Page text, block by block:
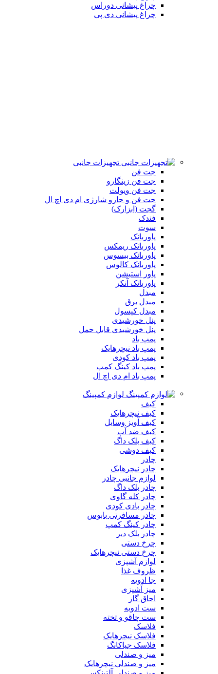
چراغ پیشانی دوراس
چراغ پیشانی دی پی
تجهیزات جانبی
جت فن
جت فن زینگارو
جت فن ویولت
جت فن و جارو شارژی ام دی اچ ال
گجت (ابزارک)
فندک
سوت
پاوربانک
پاوربانک ریمکس
پاوربانک بیسوس
پاوربانک کالوس
پاور استیشن
پاوربانک آنکر
مبدل
مبدل برق
مبدل کپسول
پنل خورشیدی
پنل خورشیدی قابل حمل
پمپ باد
پمپ باد نیچرهایک
پمپ باد کودی
پمپ باد کینگ کمپ
پمپ باد ام دی اچ ال
لوازم کمپینگ
کیف
کیف نیچرهایک
کیف آویز وسایل
کیف ضد آب
کیف بلک داگ
کیف دوشی
چادر
چادر نیچرهایک
لوازم جانبی چادر
چادر بلک داگ
چادر کله گاوی
چادر بادی کودی
چادر مسافرتی بابوس
چادر کینگ کمپ
چادر بلک دیر
چرخ دستی
چرخ دستی نیچرهایک
لوازم آشپزی
ظروف غذا
جا ادویه
میز آشپزی
اجاق گاز
ست ادویه
ست چاقو و تخته
فلاسک
فلاسک نیچرهایک
فلاسک جیاکانگ
میز و صندلی
میز و صندلی نیچرهایک